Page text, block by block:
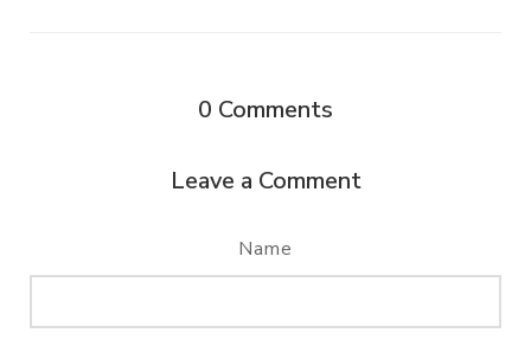
0 Comments
Leave a Comment
Name